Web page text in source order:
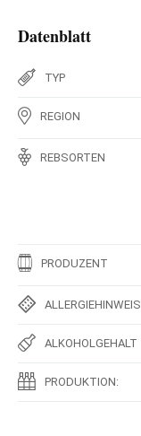
Datenblatt
TYP
REGION
REBSORTEN
PRODUZENT
ALLERGIEHINWEIS
ALKOHOLGEHALT
PRODUKTION: